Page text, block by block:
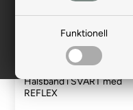
Funktionell
Halsband i SVART med
REFLEX